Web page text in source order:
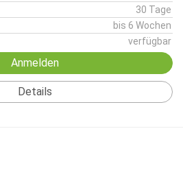
30 Tage
bis 6 Wochen
verfügbar
Anmelden
Details